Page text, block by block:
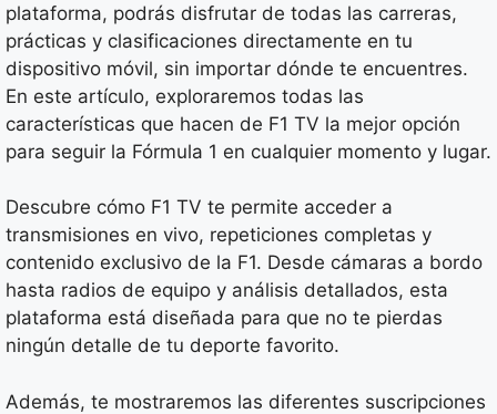
plataforma, podrás disfrutar de todas las carreras,
prácticas y clasificaciones directamente en tu
dispositivo móvil, sin importar dónde te encuentres.
En este artículo, exploraremos todas las
características que hacen de F1 TV la mejor opción
para seguir la Fórmula 1 en cualquier momento y lugar.
Descubre cómo F1 TV te permite acceder a
transmisiones en vivo, repeticiones completas y
contenido exclusivo de la F1. Desde cámaras a bordo
hasta radios de equipo y análisis detallados, esta
plataforma está diseñada para que no te pierdas
ningún detalle de tu deporte favorito.
Además, te mostraremos las diferentes suscripciones